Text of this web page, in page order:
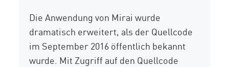
Die Anwendung von Mirai wurde
dramatisch erweitert, als der Quellcode
im September 2016 öffentlich bekannt
wurde. Mit Zugriff auf den Quellcode